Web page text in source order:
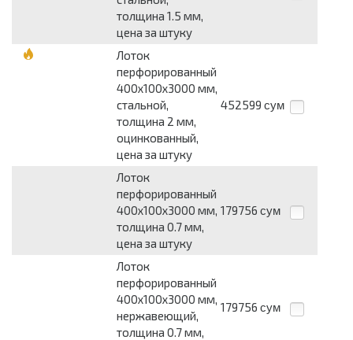
толщина 1.5 мм,
цена за штуку
Лоток
перфорированный
400х100х3000 мм,
стальной,
толщина 2 мм,
оцинкованный,
цена за штуку
452599 сум
Лоток
перфорированный
400х100х3000 мм,
толщина 0.7 мм,
цена за штуку
179756 сум
Лоток
перфорированный
400х100х3000 мм,
нержавеющий,
толщина 0.7 мм,
179756 сум